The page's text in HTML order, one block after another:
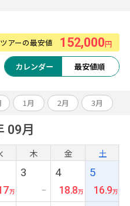
間カーチャーター等、オリジナ
ー8時間(1組1台)
で両替
1日500円(充電器セット800円)
ンレンタル
本語対応 など
アーの最安値 152,000円
カレンダー 最安値順
1月 2月 3月
09月
木 金 土
3
ー
4
18.8
5
16.9